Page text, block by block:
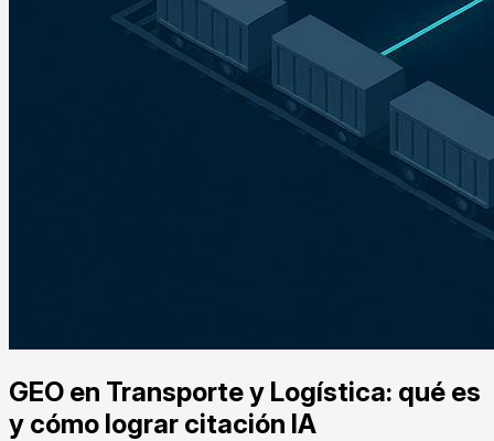
GEO en Transporte y Logística: qué es
y cómo lograr citación IA